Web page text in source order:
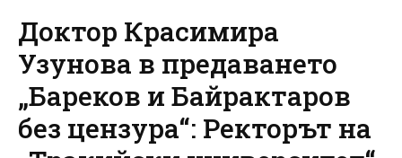
Доктор Красимира
Узунова в предаването
„Бареков и Байрактаров
без цензура“: Ректорът на